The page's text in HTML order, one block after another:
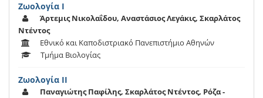
Ζωολογία Ι
Άρτεμις Νικολαΐδου, Αναστάσιος Λεγάκις, Σκαρλάτος
Ντέντος
Εθνικό και Καποδιστριακό Πανεπιστήμιο Αθηνών
Τμήμα Βιολογίας
Ζωολογία ΙΙ
Παναγιώτης Παφίλης, Σκαρλάτος Ντέντος, Ρόζα -